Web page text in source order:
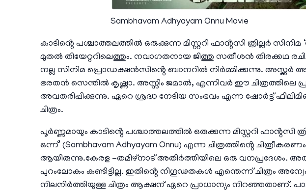
Sambhavam Adhyayam Onnu Movie
കാടിൻ്റെ പശ്ചാത്തലത്തിൽ ഒരുക്കുന്ന മിസ്റ്ററി ഫാൻ്റസി ത്രില്ലർ
മുതൽ തിയേറ്ററിലെത്തും. നവാഗതനായ ജിത്തു സതീശൻ തിരക്കഥ
നല്ല സിനിമ പ്രൊഡക്ഷൻസിൻ്റെ ബാനറിൽ നിർമ്മിക്കുന്നു. അസ്ക്കർ
ഭരതൻ സെന്തിൽ കൃഷ്ണാ. അസ്സിം ജമാൽ, എന്നിവർ ഈ ചിത്രത്തിലെ
അവതരിപ്പിക്കുന്നു. ഏറെ ശ്രദ്ധ നേടിയ സംഭവം എന്ന ഷോർട്ട്
ചിത്രം.
പൂർണ്ണമായും കാടിൻ്റെ പശ്ചാത്തലത്തിൽ ഒരുക്കുന്ന മിസ്റ്ററി ഫാൻ്റസി
ഒന്ന്’ (Sambhavam Adhyayam Onnu) എന്ന ചിത്രത്തിൻ്റെ
ആയിരുന്നു.കേരള -തമിഴ്നാട് അതിർത്തിയിലെ ഒരു വനപ്രദേശം.
പുറംലോകം കണ്ടിട്ടില്ല. ഇതിൻ്റെ നിഗൂഢതകൾ എന്തെന്ന് ചിത്രം
നിലനിർത്തിയുള്ള ചിത്രം ആക്ഷന് ഏറെ പ്രാധാന്യം നിറഞ്ഞതാണ്.